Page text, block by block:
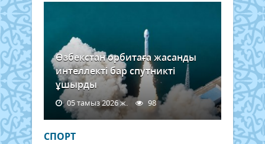
Өзбекстан орбитаға жасанды
интеллекті бар спутникті
ұшырды
05 тамыз 2026 ж. 98
СПОРТ